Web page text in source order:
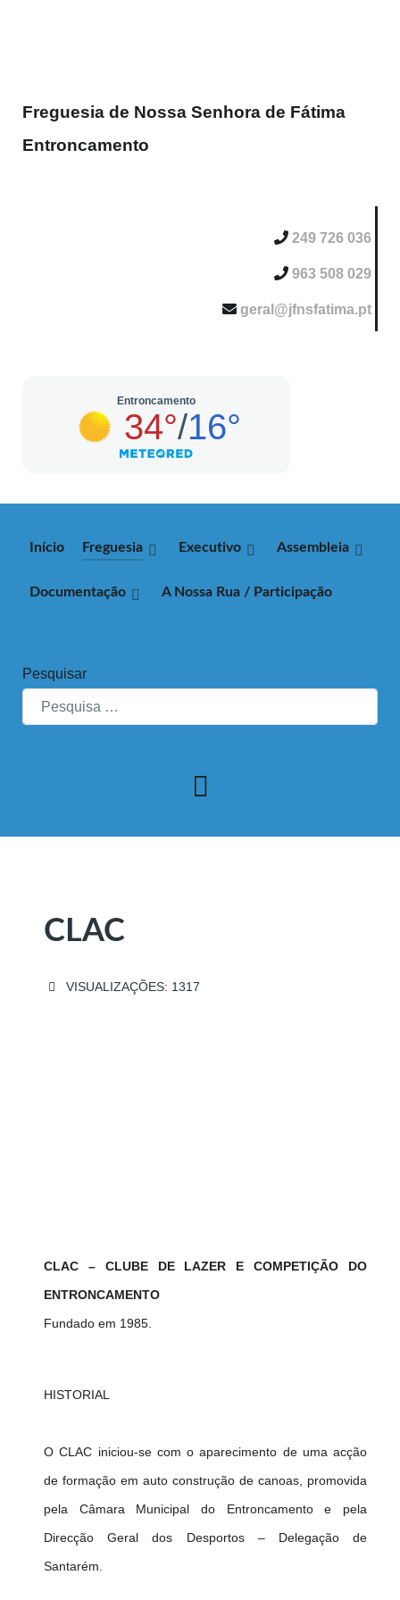
Freguesia de Nossa Senhora de Fátima
Entroncamento
249 726 036
963 508 029
geral@jfnsfatima.pt
Início Freguesia Executivo Assembleia
Documentação A Nossa Rua / Participação
Pesquisar
CLAC
VISUALIZAÇÕES: 1317
CLAC – CLUBE DE LAZER E COMPETIÇÃO DO
ENTRONCAMENTO
Fundado em 1985.
HISTORIAL
O CLAC iniciou-se com o aparecimento de uma acção
de formação em auto construção de canoas, promovida
pela Câmara Municipal do Entroncamento e pela
Direcção Geral dos Desportos – Delegação de
Santarém.